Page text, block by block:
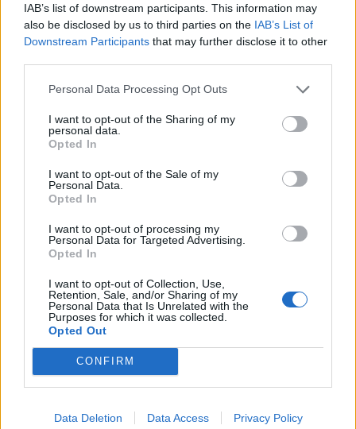
IAB’s list of downstream participants. This information may
also be disclosed by us to third parties on the IAB’s List of
Downstream Participants that may further disclose it to other
Personal Data Processing Opt Outs
I want to opt-out of the Sharing of my
personal data.
Opted In
I want to opt-out of the Sale of my
Personal Data.
Opted In
I want to opt-out of processing my
Personal Data for Targeted Advertising.
Opted In
I want to opt-out of Collection, Use,
Retention, Sale, and/or Sharing of my
Personal Data that Is Unrelated with the
Purposes for which it was collected.
Opted Out
CONFIRM
Data Deletion Data Access Privacy Policy
Η Ζυθοποιεία Πηνειού
24/10/2019 - 14:26
Υπερταμείο: Διεκδικεί από
αποζημίωση 12,34 εκατ.
24/10/2019 - 14:44
ΡΟΗ ΕΙΔΗΣΕΩΝ
ΥΠΑΑΤ: Επιπλέον 12,5 εκατ. ευρώ στις Περιφέρειες